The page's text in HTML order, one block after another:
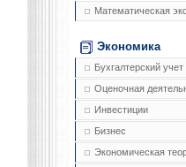
Математическая
Экономика
Бухгалтерский учет
Оценочная
Инвестиции
Бизнес
Экономическая